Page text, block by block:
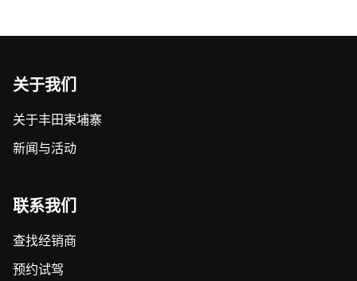
关于我们
关于丰田柬埔寨
新闻与活动
联系我们
查找经销商
预约试驾